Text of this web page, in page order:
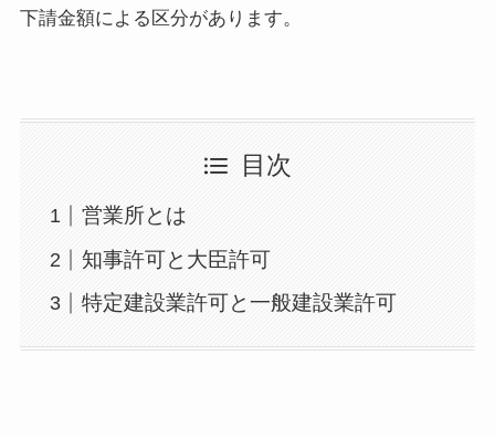
下請金額による区分があります。
目次
営業所とは
知事許可と大臣許可
特定建設業許可と一般建設業許可